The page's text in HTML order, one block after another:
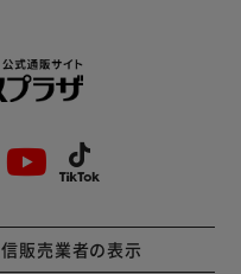
販売業者の表示